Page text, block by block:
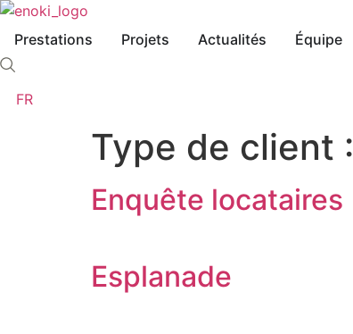
Aller
contenu
Prestations Projets Actualités Équipe
FR
Type de client :
Enquête locataires
Esplanade